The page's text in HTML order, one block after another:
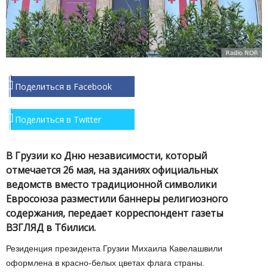
Поделиться в Facebook
Поделиться в Twitter
В Грузии ко Дню независимости, который
отмечается 26 мая, на зданиях официальных
ведомств вместо традиционной символики
Евросоюза разместили баннеры религиозного
содержания, передает корреспондент газеты
ВЗГЛЯД в Тбилиси.
Резиденция президента Грузии Михаила Кавелашвили
оформлена в красно-белых цветах флага страны.